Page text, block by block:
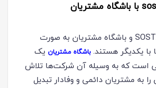
مدل بازاریابی SOSTAC و باشگاه مشتریان به صورت
با یکدیگر هستند. باشگاه مشتریان یک
است که به وسیله آن شرکت‌ها تلاش
به مشتریان دائمی و وفادار تبدیل